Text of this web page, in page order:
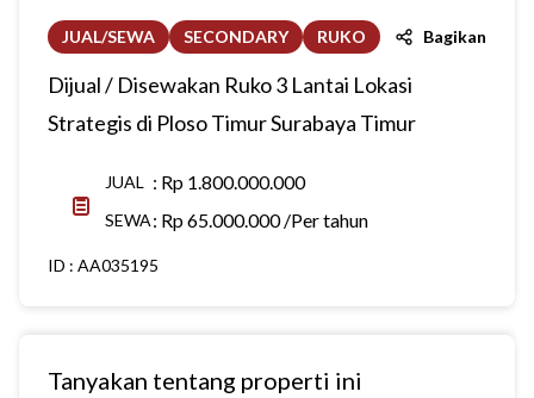
JUAL/SEWA SECONDARY RUKO Bagikan
Dijual / Disewakan Ruko 3 Lantai Lokasi
Strategis di Ploso Timur Surabaya Timur
JUAL : Rp 1.800.000.000
SEWA: Rp 65.000.000 /Per tahun
ID : AA035195
Tanyakan tentang properti ini